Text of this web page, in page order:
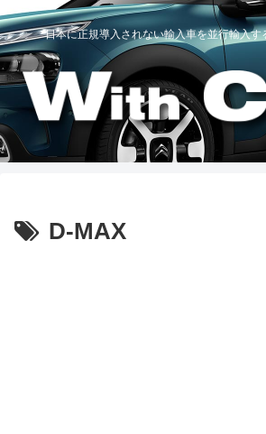
日本に正規導入されない輸入車を並行輸入す
D-MAX